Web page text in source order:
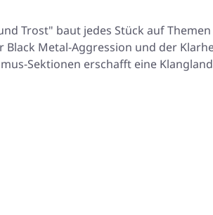
Trost" baut jedes Stück auf
Metal-Aggression und der
Sektionen erschafft eine